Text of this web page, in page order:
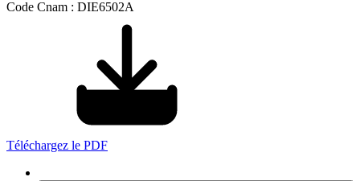
Code Cnam : DIE6502A
Téléchargez le PDF